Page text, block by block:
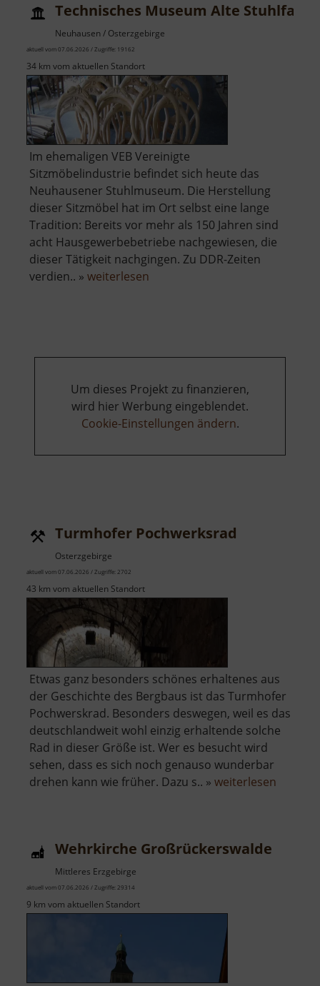
Technisches Museum Alte
Neuhausen / Osterzgebirge
aktuell vom 07.06.2026 / Zugriffe: 19162
34 km vom aktuellen Standort
Im ehemaligen VEB Vereinigte
Sitzmöbelindustrie befindet sich heute das
Neuhausener Stuhlmuseum. Die Herstellung
dieser Sitzmöbel hat im Ort selbst eine lange
Tradition: Bereits vor mehr als 150 Jahren sind
acht Hausgewerbebetriebe nachgewiesen, die
dieser Tätigkeit nachgingen. Zu DDR-Zeiten
verdien.. » weiterlesen
Um dieses Projekt zu finanzieren,
wird hier Werbung eingeblendet.
Cookie-Einstellungen ändern.
Turmhofer Pochwerksrad
Osterzgebirge
aktuell vom 07.06.2026 / Zugriffe: 2702
43 km vom aktuellen Standort
Etwas ganz besonders schönes erhaltenes aus
der Geschichte des Bergbaus ist das Turmhofer
Pochwerskrad. Besonders deswegen, weil es das
deutschlandweit wohl einzig erhaltende solche
Rad in dieser Größe ist. Wer es besucht wird
sehen, dass es sich noch genauso wunderbar
drehen kann wie früher. Dazu s.. » weiterlesen
Wehrkirche Großrückerswalde
Mittleres Erzgebirge
aktuell vom 07.06.2026 / Zugriffe: 29314
9 km vom aktuellen Standort